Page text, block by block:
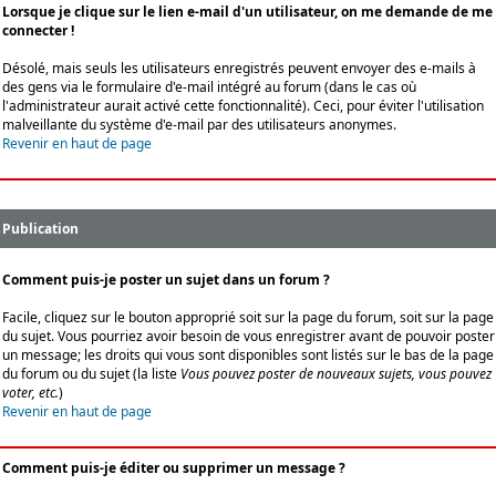
Lorsque je clique sur le lien e-mail d'un utilisateur, on me demande de me
connecter !
Désolé, mais seuls les utilisateurs enregistrés peuvent envoyer des e-mails à
des gens via le formulaire d'e-mail intégré au forum (dans le cas où
l'administrateur aurait activé cette fonctionnalité). Ceci, pour éviter l'utilisation
malveillante du système d'e-mail par des utilisateurs anonymes.
Revenir en haut de page
Publication
Comment puis-je poster un sujet dans un forum ?
Facile, cliquez sur le bouton approprié soit sur la page du forum, soit sur la page
du sujet. Vous pourriez avoir besoin de vous enregistrer avant de pouvoir poster
un message; les droits qui vous sont disponibles sont listés sur le bas de la page
du forum ou du sujet (la liste Vous pouvez poster de nouveaux sujets, vous pouvez
voter, etc.)
Revenir en haut de page
Comment puis-je éditer ou supprimer un message ?